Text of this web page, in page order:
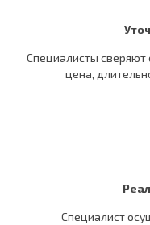
Специалисты сверяют
цена,
Специалист